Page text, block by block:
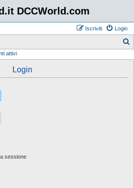
DCCWorld.com
Login
Iscriviti
attivi
Login
sessione